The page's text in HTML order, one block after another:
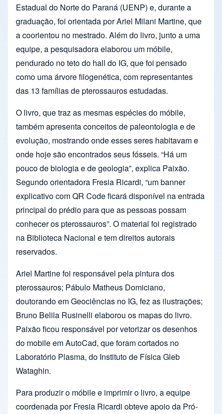
Estadual do Norte do Paraná (UENP) e, durante a
graduação, foi orientada por Ariel Milani Martine, que
a coorientou no mestrado. Além do livro, junto a uma
equipe, a pesquisadora elaborou um móbile,
pendurado no teto do hall do IG, que foi pensado
como uma árvore filogenética, com representantes
das 13 famílias de pterossauros estudadas.
O livro, que traz as mesmas espécies do móbile,
também apresenta conceitos de paleontologia e de
evolução, mostrando onde esses seres habitavam e
onde hoje são encontrados seus fósseis. “Há um
pouco de biologia e de geologia”, explica Paixão.
Segundo orientadora Fresia Ricardi, “um banner
explicativo com QR Code ficará disponível na entrada
principal do prédio para que as pessoas possam
conhecer os pterossauros”. O material foi registrado
na Biblioteca Nacional e tem direitos autorais
reservados.
Ariel Martine foi responsável pela pintura dos
pterossauros; Pábulo Matheus Domiciano,
doutorando em Geociências no IG, fez as ilustrações;
Bruno Belila Rusinelli elaborou os mapas do livro.
Paixão ficou responsável por vetorizar os desenhos
do mobile em AutoCad, que foram cortados no
Laboratório Plasma, do Instituto de Física Gleb
Wataghin.
Para produzir o móbile e imprimir o livro, a equipe
coordenada por Fresia Ricardi obteve apoio da Pró-